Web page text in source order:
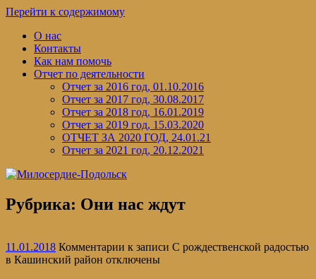
Перейти к содержимому
О нас
Контакты
Как нам помочь
Отчет по деятельности
Отчет за 2016 год, 01.10.2016
Отчет за 2017 год, 30.08.2017
Отчет за 2018 год, 16.01.2019
Отчет за 2019 год, 15.03.2020
ОТЧЕТ ЗА 2020 ГОД, 24.01.21
Отчет за 2021 год, 20.12.2021
Рубрика: Они нас ждут
11.01.2018 Комментарии к записи С рождественской радостью
в Кашинский район отключены